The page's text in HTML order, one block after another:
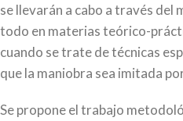
se llevarán a cabo a través
todo en materias teórico-
cuando se trate de técnicas
que la maniobra sea imitada
Se propone el trabajo